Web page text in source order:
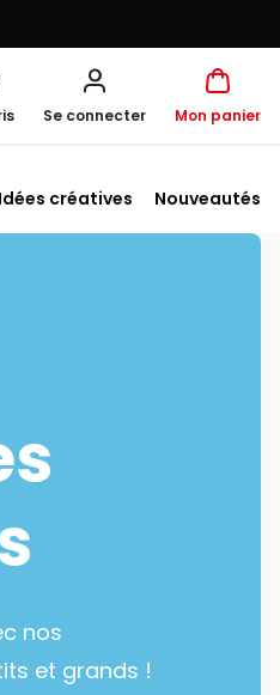
Se connecter Mon panier
Idées créatives Nouveautés
nos
et grands !